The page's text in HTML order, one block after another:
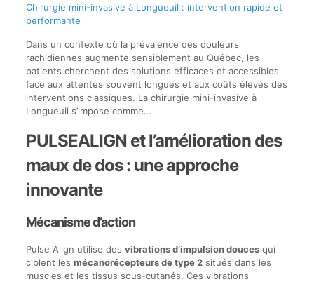
Chirurgie mini-invasive à Longueuil : intervention rapide et
performante
Dans un contexte où la prévalence des douleurs
rachidiennes augmente sensiblement au Québec, les
patients cherchent des solutions efficaces et accessibles
face aux attentes souvent longues et aux coûts élevés des
interventions classiques. La chirurgie mini-invasive à
Longueuil s’impose comme…
PULSEALIGN et l’amélioration des
maux de dos : une approche
innovante
Mécanisme d’action
Pulse Align utilise des vibrations d’impulsion doucesqui
ciblent les mécanorécepteurs de type 2situés dans les
muscles et les tissus sous-cutanés. Ces vibrations